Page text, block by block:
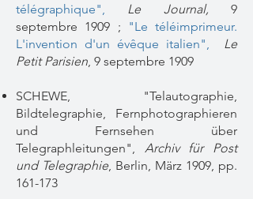
télégraphique", Le Journal, 9
septembre 1909 ;
"Le téléimprimeur.
L'invention d'un évêque italien",
Le
Petit Parisien, 9 septembre 1909
SCHEWE, "Telautographie,
Bildtelegraphie, Fernphotographieren
und Fernsehen über
Telegraphleitungen", Archiv für Post
und Telegraphie, Berlin, März 1909, pp.
161-173